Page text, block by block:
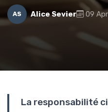
AS Alice Sevier 09
La responsabilité